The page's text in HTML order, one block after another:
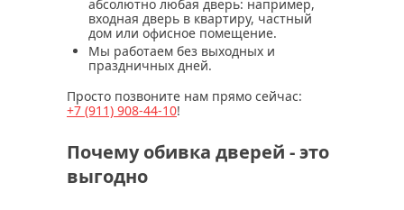
абсолютно любая дверь: например,
входная дверь в квартиру, частный
дом или офисное помещение.
Мы работаем без выходных и
праздничных дней.
Просто позвоните нам прямо сейчас:
+7 (911) 908-44-10!
Почему обивка дверей - это
выгодно